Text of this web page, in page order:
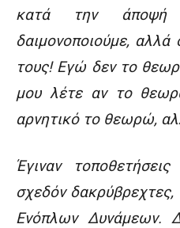
κατά την άποψή
δαιμονοποιούμε, αλλά
τους! Εγώ δεν το
μου λέτε αν το
αρνητικό το θεωρώ,
Έγιναν
σχεδόν
Ενόπλων Δυνάμεων.